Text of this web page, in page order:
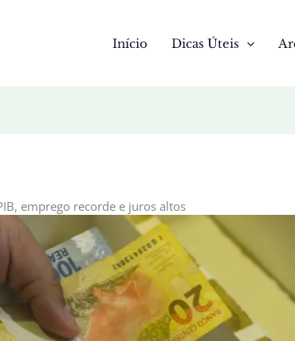
Início Dicas Úteis
emprego recorde e juros altos